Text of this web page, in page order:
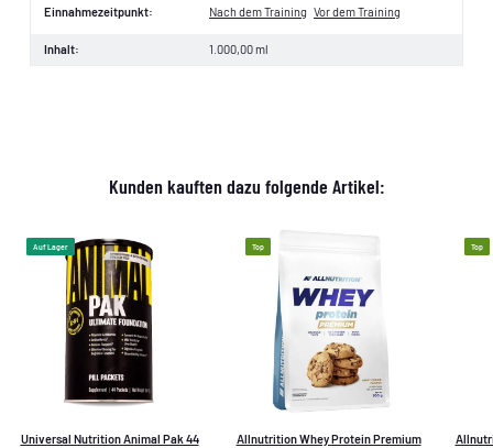
Einnahmezeitpunkt: Nach dem Training Vor dem Training
Inhalt: 1.000,00 ml
Kunden kauften dazu folgende Artikel:
Auf Lager
Universal Nutrition Animal Pak 44
Top
Allnutrition Whey Protein Premium
Top